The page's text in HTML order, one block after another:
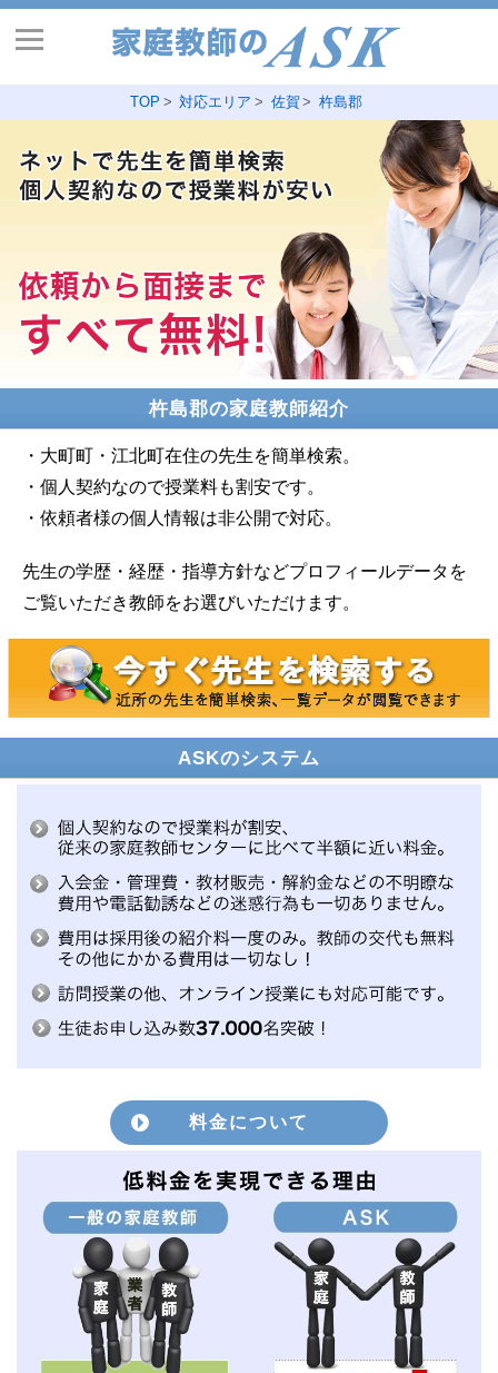
TOP 対応エリア 佐賀 杵島郡
杵島郡の家庭教師紹介
・大町町・江北町在住の先生を簡単検索。
・個人契約なので授業料も割安です。
・依頼者様の個人情報は非公開で対応。
先生の学歴・経歴・指導方針などプロフィールデータを
ご覧いただき教師をお選びいただけます。
ASKのシステム
料金について